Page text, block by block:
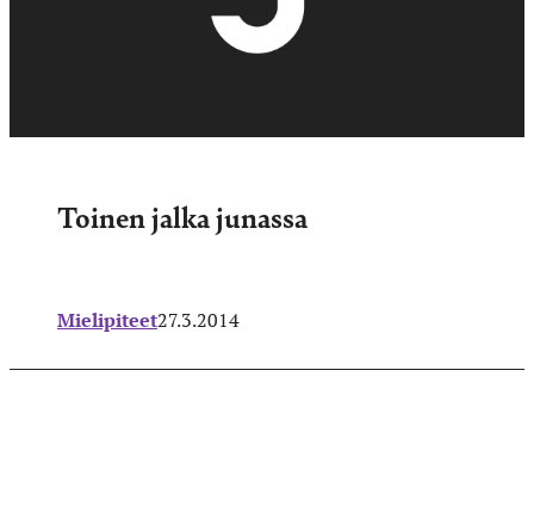
Toinen jalka junassa
Mielipiteet27.3.2014